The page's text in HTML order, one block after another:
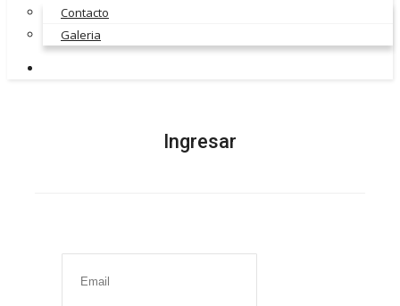
Contacto
Galeria
Ingresar